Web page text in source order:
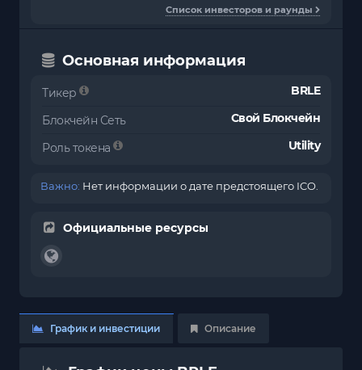
Список инвесторов и раунды
Основная информация
Тикер BRLE
Блокчейн Сеть Свой Блокчейн
Роль токена Utility
Важно: Нет информации о дате предстоящего ICO.
Официальные ресурсы
График и инвестиции Описание